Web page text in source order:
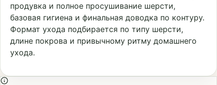
продувка и полное просушивание шерсти,
базовая гигиена и финальная доводка по контуру.
Формат ухода подбирается по типу шерсти,
длине покрова и привычному ритму домашнего
ухода.